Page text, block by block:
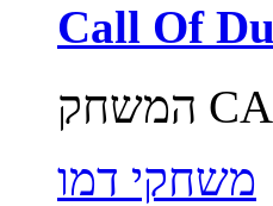
משחקי דמו